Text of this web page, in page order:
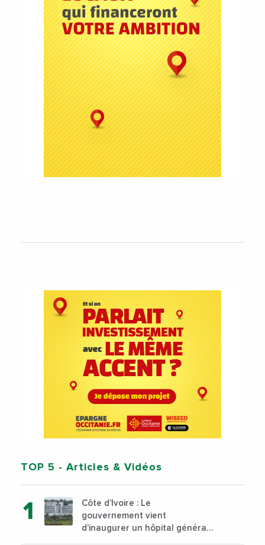
TOP 5 - Articles & Vidéos
Côte d’Ivoire : Le
gouvernement vient
d’inaugurer un hôpital général